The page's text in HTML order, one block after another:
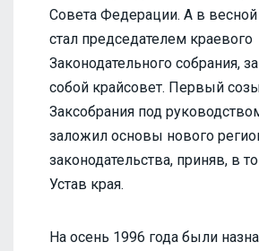
Совета Федерации. А в весной
стал председателем краевого
Законодательного собрания,
собой крайсовет. Первый
Заксобрания под
заложил основы нового
законодательства, приняв, в
Устав края.
На осень 1996 года были